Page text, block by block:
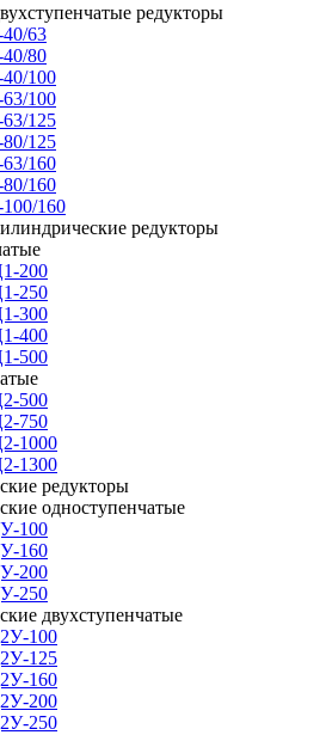
редукторы
63
80
100
100
125
125
160
160
160
редукторы
200
250
300
400
500
500
750
1000
1300
редукторы
одноступенчатые
100
160
200
250
двухступенчатые
100
125
160
200
250